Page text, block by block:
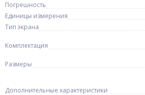
Погрешность
Единицы измерения
Тип экрана
Комплектация
Размеры
Дополнительные характеристики